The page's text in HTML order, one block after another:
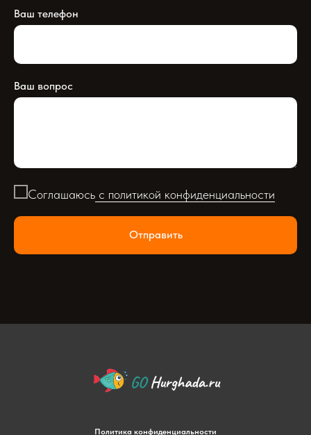
Ваш телефон
Ваш вопрос
Соглашаюсь с политикой конфиденциальности
Отправить
Политика конфиденциальности